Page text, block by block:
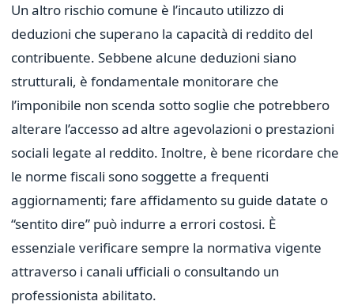
Un altro rischio comune è l’incauto utilizzo di
deduzioni che superano la capacità di reddito del
contribuente. Sebbene alcune deduzioni siano
strutturali, è fondamentale monitorare che
l’imponibile non scenda sotto soglie che potrebbero
alterare l’accesso ad altre agevolazioni o prestazioni
sociali legate al reddito. Inoltre, è bene ricordare che
le norme fiscali sono soggette a frequenti
aggiornamenti; fare affidamento su guide datate o
“sentito dire” può indurre a errori costosi. È
essenziale verificare sempre la normativa vigente
attraverso i canali ufficiali o consultando un
professionista abilitato.